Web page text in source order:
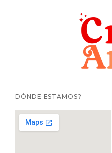
DÓNDE ESTAMOS?